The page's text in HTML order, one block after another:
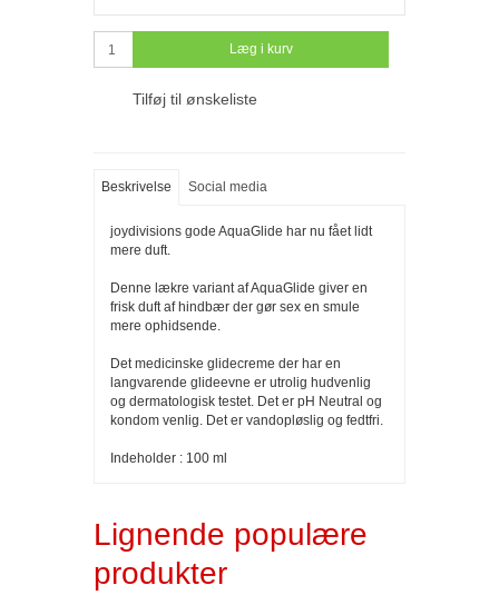
Læg i kurv
Tilføj til ønskeliste
Beskrivelse Social media
joydivisions gode AquaGlide har nu fået lidt
mere duft.
Denne lækre variant af AquaGlide giver en
frisk duft af hindbær der gør sex en smule
mere ophidsende.
Det medicinske glidecreme der har en
langvarende glideevne er utrolig hudvenlig
og dermatologisk testet. Det er pH Neutral og
kondom venlig. Det er vandopløslig og fedtfri.
Indeholder : 100 ml
Lignende populære
produkter